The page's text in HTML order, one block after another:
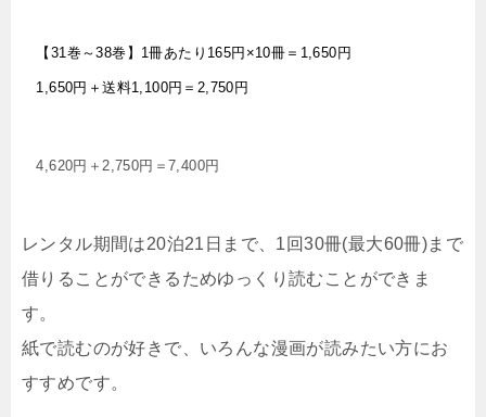
【31巻～38巻】1冊あたり165円×10冊＝1,650円
1,650円＋送料1,100円＝2,750円
4,620円＋2,750円＝7,400円
レンタル期間は20泊21日まで、1回30冊(最大60冊)まで
借りることができるためゆっくり読むことができま
す。
紙で読むのが好きで、いろんな漫画が読みたい方にお
すすめです。